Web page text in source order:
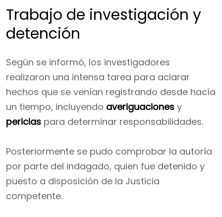
Trabajo de investigación y
detención
Según se informó, los investigadores
realizaron una intensa tarea para aclarar
hechos que se venían registrando desde hacía
un tiempo, incluyendo averiguaciones y
pericias para determinar responsabilidades.
Posteriormente se pudo comprobar la autoría
por parte del indagado, quien fue detenido y
puesto a disposición de la Justicia
competente.